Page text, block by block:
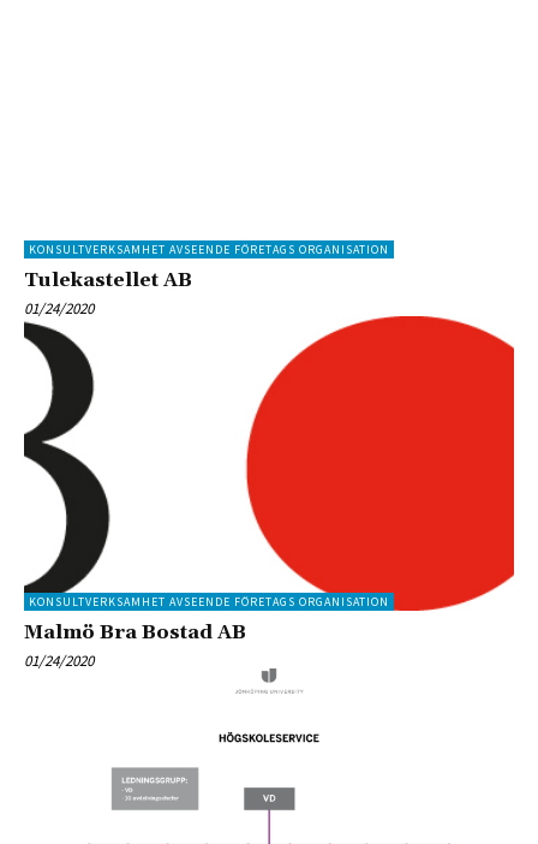
KONSULTVERKSAMHET AVSEENDE FÖRETAGS ORGANISATION
Tulekastellet AB
01/24/2020
KONSULTVERKSAMHET AVSEENDE FÖRETAGS ORGANISATION
Malmö Bra Bostad AB
01/24/2020